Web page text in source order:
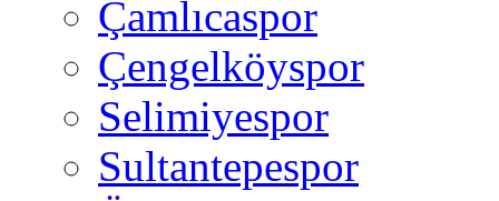
Çamlıcaspor
Çengelköyspor
Selimiyespor
Sultantepespor